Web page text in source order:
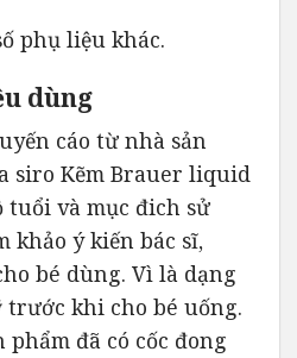
phụ liệu khác.
dùng
cáo từ nhà sản
siro Kẽm Brauer liquid
tuổi và mục đich sử
khảo ý kiến bác sĩ,
bé dùng. Vì là dạng
trước khi cho bé uống.
đã có cốc đong